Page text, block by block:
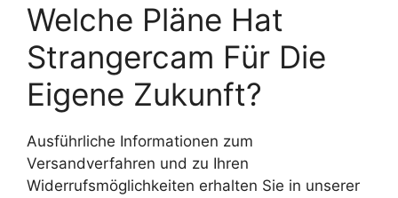
Welche Pläne Hat
Strangercam Für Die
Eigene Zukunft?
Ausführliche Informationen zum
Versandverfahren und zu Ihren
Widerrufsmöglichkeiten erhalten Sie in unserer